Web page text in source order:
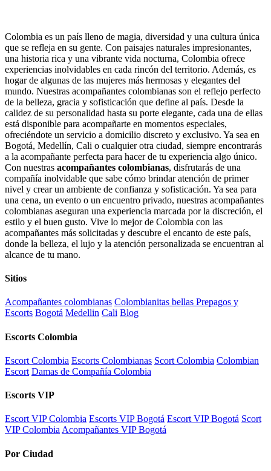
Colombia es un país lleno de magia, diversidad y una cultura única
que se refleja en su gente. Con paisajes naturales impresionantes,
una historia rica y una vibrante vida nocturna, Colombia ofrece
experiencias inolvidables en cada rincón del territorio. Además, es
hogar de algunas de las mujeres más hermosas y elegantes del
mundo. Nuestras acompañantes colombianas son el reflejo perfecto
de la belleza, gracia y sofisticación que define al país. Desde la
calidez de su personalidad hasta su porte elegante, cada una de ellas
está disponible para acompañarte en momentos especiales,
ofreciéndote un servicio a domicilio discreto y exclusivo. Ya sea en
Bogotá, Medellín, Cali o cualquier otra ciudad, siempre encontrarás
a la acompañante perfecta para hacer de tu experiencia algo único.
Con nuestras acompañantes colombianas, disfrutarás de una
compañía inolvidable que sabe cómo brindar atención de primer
nivel y crear un ambiente de confianza y sofisticación. Ya sea para
una cena, un evento o un encuentro privado, nuestras acompañantes
colombianas aseguran una experiencia marcada por la discreción, el
estilo y el buen gusto. Vive lo mejor de Colombia con las
acompañantes más solicitadas y descubre el encanto de este país,
donde la belleza, el lujo y la atención personalizada se encuentran al
alcance de tu mano.
Sitios
Acompañantes colombianas Colombianitas bellas Prepagos y
Escorts Bogotá Medellin Cali Blog
Escorts Colombia
Escort Colombia Escorts Colombianas Scort Colombia Colombian
Escort Damas de Compañía Colombia
Escorts VIP
Escort VIP Colombia Escorts VIP Bogotá Escort VIP Bogotá Scort
VIP Colombia Acompañantes VIP Bogotá
Por Ciudad